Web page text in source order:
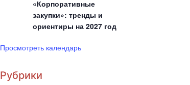
«Корпоративные
закупки»: тренды и
ориентиры на 2027 год
Просмотреть календарь
Рубрики